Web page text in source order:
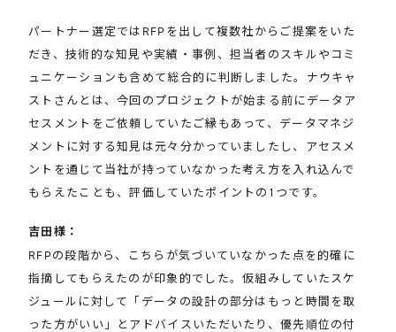
パートナー選定ではRFPを出して複数社からご提案をいた
だき、技術的な知見や実績・事例、担当者のスキルやコミ
ュニケーションも含めて総合的に判断しました。ナウキャ
ストさんとは、今回のプロジェクトが始まる前にデータア
セスメントをご依頼していたご縁もあって、データマネジ
メントに対する知見は元々分かっていましたし、アセスメ
ントを通じて当社が持っていなかった考え方を入れ込んで
もらえたことも、評価していたポイントの1つです。
吉田様：
RFPの段階から、こちらが気づいていなかった点を的確に
指摘してもらえたのが印象的でした。仮組みしていたスケ
ジュールに対して「データの設計の部分はもっと時間を取
った方がいい」とアドバイスいただいたり、優先順位の付